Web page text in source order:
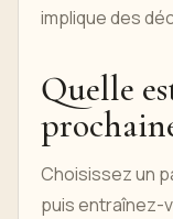
implique des
Quelle
Choisissez un
puis entraînez-